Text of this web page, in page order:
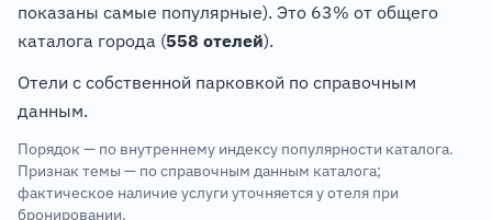
показаны самые популярные). Это 63% от общего
каталога города (558 отелей).
Отели с собственной парковкой по справочным
данным.
Порядок — по внутреннему индексу популярности каталога.
Признак темы — по справочным данным каталога;
фактическое наличие услуги уточняется у отеля при
бронировании.